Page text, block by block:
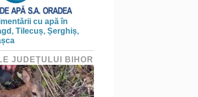
cu apă în
Tilecuș, Șerghiș,
JUDEŢULUI BIHOR